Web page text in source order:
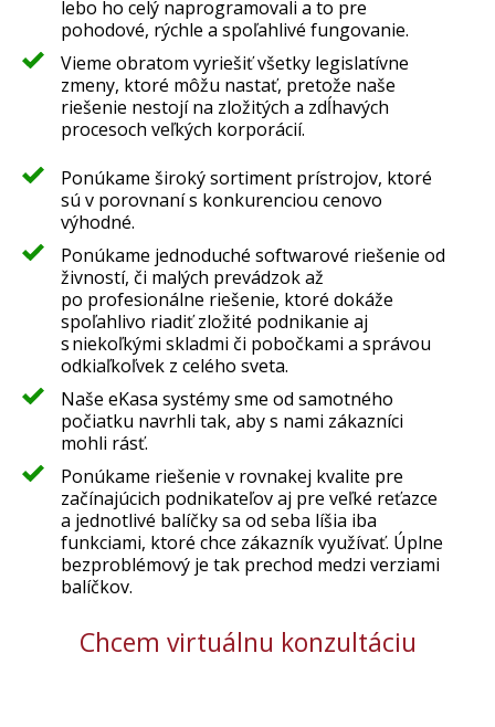
lebo ho celý naprogramovali a to pre
pohodové, rýchle a spoľahlivé fungovanie.
Vieme obratom vyriešiť všetky legislatívne
zmeny, ktoré môžu nastať, pretože naše
riešenie nestojí na zložitých a zdĺhavých
procesoch veľkých korporácií.
Ponúkame široký sortiment prístrojov, ktoré
sú v porovnaní s konkurenciou cenovo
výhodné.
Ponúkame jednoduché softwarové riešenie od
živností, či malých prevádzok až
po profesionálne riešenie, ktoré dokáže
spoľahlivo riadiť zložité podnikanie aj
s niekoľkými skladmi či pobočkami a správou
odkiaľkoľvek z celého sveta.
Naše eKasa systémy sme od samotného
počiatku navrhli tak, aby s nami zákazníci
mohli rásť.
Ponúkame riešenie v rovnakej kvalite pre
začínajúcich podnikateľov aj pre veľké reťazce
a jednotlivé balíčky sa od seba líšia iba
funkciami, ktoré chce zákazník využívať. Úplne
bezproblémový je tak prechod medzi verziami
balíčkov.
Chcem virtuálnu konzultáciu